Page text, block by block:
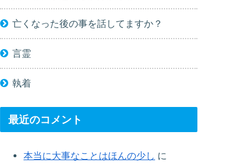
亡くなった後の事を話してますか？
言霊
執着
最近のコメント
本当に大事なことはほんの少し に